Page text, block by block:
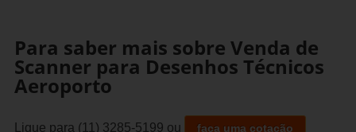
Para saber mais sobre Venda de
Scanner para Desenhos Técnicos
Aeroporto
Ligue para (11) 3285-5199 ou faça uma cotação